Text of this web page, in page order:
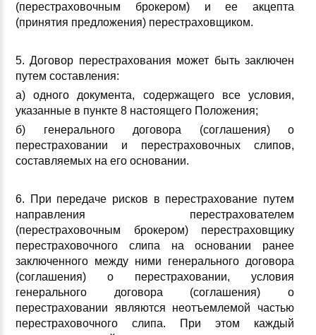
(перестраховочным брокером) и ее акцепта
(принятия предложения) перестраховщиком.
5. Договор перестрахования может быть заключен
путем составления:
а) одного документа, содержащего все условия,
указанные в пункте 8 настоящего Положения;
б) генерального договора (соглашения) о
перестраховании и перестраховочных слипов,
составляемых на его основании.
6. При передаче рисков в перестрахование путем
направления перестрахователем
(перестраховочным брокером) перестраховщику
перестраховочного слипа на основании ранее
заключенного между ними генерального договора
(соглашения) о перестраховании, условия
генерального договора (соглашения) о
перестраховании являются неотъемлемой частью
перестраховочного слипа. При этом каждый